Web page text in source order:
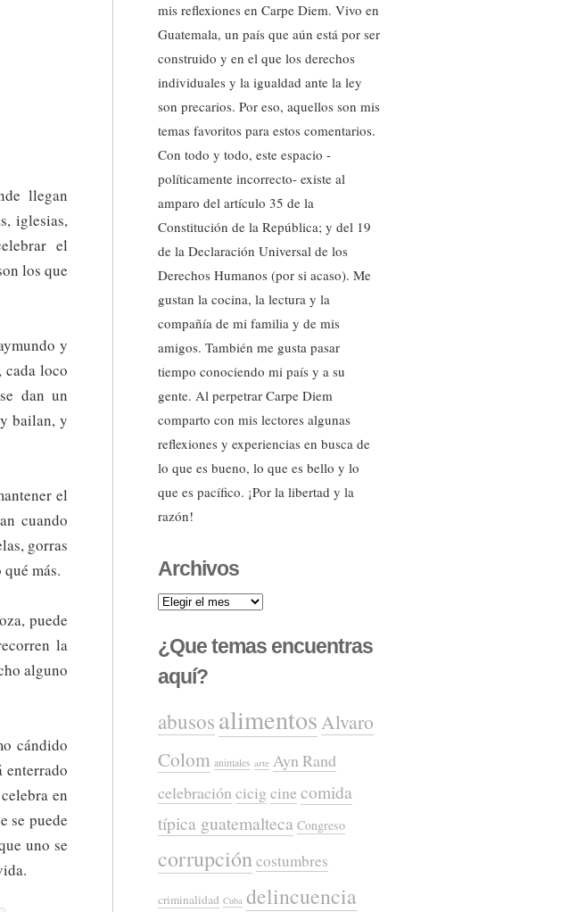
llegan
iglesias,
el
los que
y
cada loco
dan un
bailan, y
el
cuando
gorras
más.
puede
la
alguno
cándido
enterrado
en
se puede
uno se
mis reflexiones en Carpe Diem. Vivo en
Guatemala, un país que aún está por ser
construido y en el que los derechos
individuales y la igualdad ante la ley
son precarios. Por eso, aquellos son mis
temas favoritos para estos comentarios.
Con todo y todo, este espacio -
políticamente incorrecto- existe al
amparo del artículo 35 de la
Constitución de la República; y del 19
de la Declaración Universal de los
Derechos Humanos (por si acaso). Me
gustan la cocina, la lectura y la
compañía de mi familia y de mis
amigos. También me gusta pasar
tiempo conociendo mi país y a su
gente. Al perpetrar Carpe Diem
comparto con mis lectores algunas
reflexiones y experiencias en busca de
lo que es bueno, lo que es bello y lo
que es pacífico. ¡Por la libertad y la
razón!
Archivos
Archivos
¿Que temas encuentras
aquí?
abusos alimentosAlvaro
Colom animales arte Ayn Rand
celebración cicig cine comida
típica guatemalteca Congreso
corrupcióncostumbres
criminalidad Cuba delincuencia